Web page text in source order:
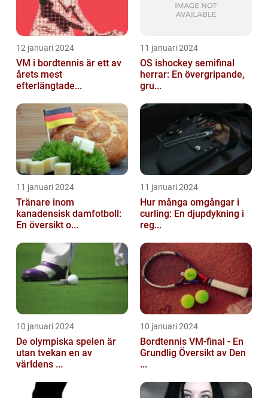
12 januari 2024
VM i bordtennis är ett av
årets mest
efterlängtade...
11 januari 2024
OS ishockey semifinal
herrar: En övergripande,
gru...
11 januari 2024
Tränare inom
kanadensisk damfotboll:
En översikt o...
11 januari 2024
Hur många omgångar i
curling: En djupdykning i
reg...
10 januari 2024
De olympiska spelen är
utan tvekan en av
världens ...
10 januari 2024
Bordtennis VM-final - En
Grundlig Översikt av Den
...